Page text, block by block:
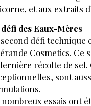
Poécile : quand la
s’invite en institut de
beauté